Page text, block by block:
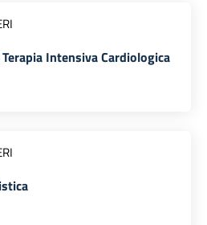
Intensiva Cardiologica